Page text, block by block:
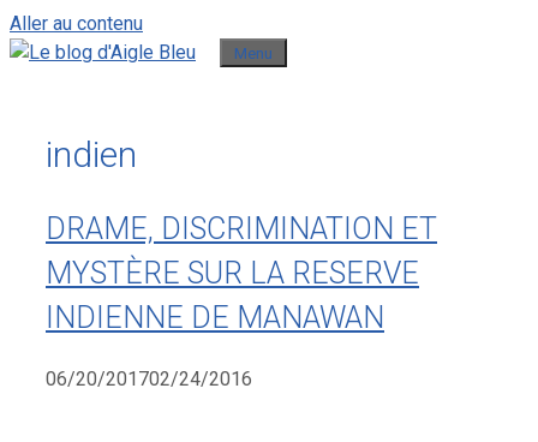
Aller au contenu
Menu
indien
DRAME, DISCRIMINATION ET
MYSTÈRE SUR LA RESERVE
INDIENNE DE MANAWAN
06/20/201702/24/2016